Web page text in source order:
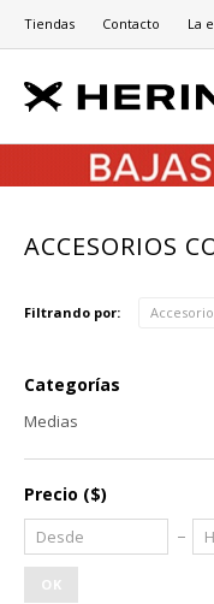
Tiendas Contacto La
ACCESORIOS
Filtrando por:
Categorías
Medias
Precio ($)
OK